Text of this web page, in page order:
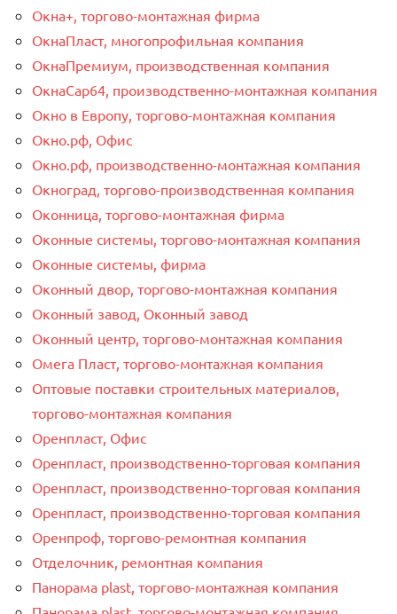
Окна+, торгово-монтажная фирма
ОкнаПласт, многопрофильная компания
ОкнаПремиум, производственная компания
ОкнаСар64, производственно-монтажная компания
Окно в Европу, торгово-монтажная компания
Окно.рф, Офис
Окно.рф, производственно-монтажная компания
Окноград, торгово-производственная компания
Оконница, торгово-монтажная фирма
Оконные системы, торгово-монтажная компания
Оконные системы, фирма
Оконный двор, торгово-монтажная компания
Оконный завод, Оконный завод
Оконный центр, торгово-монтажная компания
Омега Пласт, торгово-монтажная компания
Оптовые поставки строительных материалов,
торгово-монтажная компания
Оренпласт, Офис
Оренпласт, производственно-торговая компания
Оренпласт, производственно-торговая компания
Оренпласт, производственно-торговая компания
Оренпроф, торгово-ремонтная компания
Отделочник, ремонтная компания
Панорама plast, торгово-монтажная компания